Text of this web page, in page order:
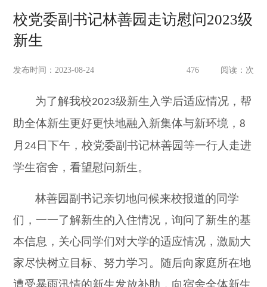
校党委副书记林善园走访慰问2023级
新生
发布时间：2023-08-24 阅读：
476 次
为了解我校2023级新生入学后适应情况，帮
助全体新生更好更快地融入新集体与新环境， 8
月 24日下午，校党委副书记林善园等一行人走进
学生宿舍，看望慰问新生。
林善园副书记亲切地问候来校报道的同学
们，一一了解新生的入住情况，询问了新生的基
本信息，关心同学们对大学的适应情况，激励大
家尽快树立目标、努力学习。随后向家庭所在地